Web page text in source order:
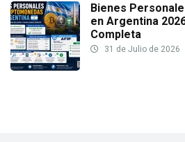
Bienes
en Argentina
Completa
31 de Julio de 2026